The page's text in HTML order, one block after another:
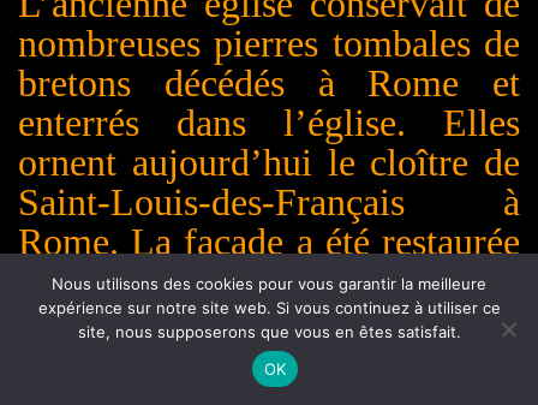
nombreuses pierres tombales de
bretons décédés à Rome et
enterrés dans l’église. Elles
ornent aujourd’hui le cloître de
Saint-Louis-des-Français à
Rome. La façade a été restaurée
pour l’année 2003, année du
septième centenaire de la mort
du saint. Cette petite église se
Nous utilisons des cookies pour vous garantir la meilleure
expérience sur notre site web. Si vous continuez à utiliser ce
site, nous supposerons que vous en êtes satisfait.
OK